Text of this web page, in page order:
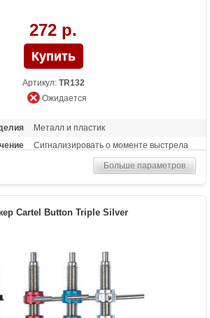
272 р.
Артикул: TR132
Ожидается
Металл и пластик
Сигнализировать о моменте выстрела
Больше параметров
Cartel Button Triple Silver